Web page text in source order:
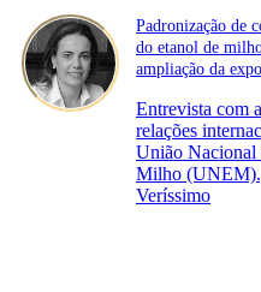
Padronização de
do etanol de
ampliação da
Entrevista com
relações
União Nacional
Milho
Veríssimo